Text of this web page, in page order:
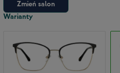
Zmień salon
Warianty